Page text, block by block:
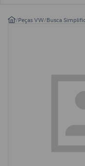
/Peças VW/Busca